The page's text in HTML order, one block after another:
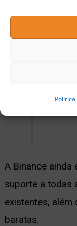
é uma
haverá
como
A Binance ainda
suporte a todas
existentes,
baratas.